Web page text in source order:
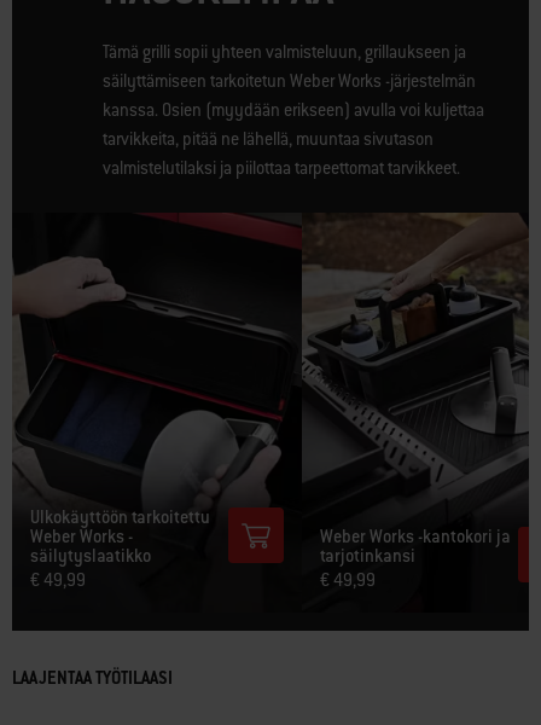
Tämä grilli sopii yhteen valmisteluun, grillaukseen ja
säilyttämiseen tarkoitetun Weber Works -järjestelmän
kanssa. Osien (myydään erikseen) avulla voi kuljettaa
tarvikkeita, pitää ne lähellä, muuntaa sivutason
valmistelutilaksi ja piilottaa tarpeettomat tarvikkeet.
Ulkokäyttöön tarkoitettu
Weber Works -
säilytyslaatikko
€ 49,99
Weber Works -kantokori ja
tarjotinkansi
€ 49,99
LAAJENTAA TYÖTILAASI